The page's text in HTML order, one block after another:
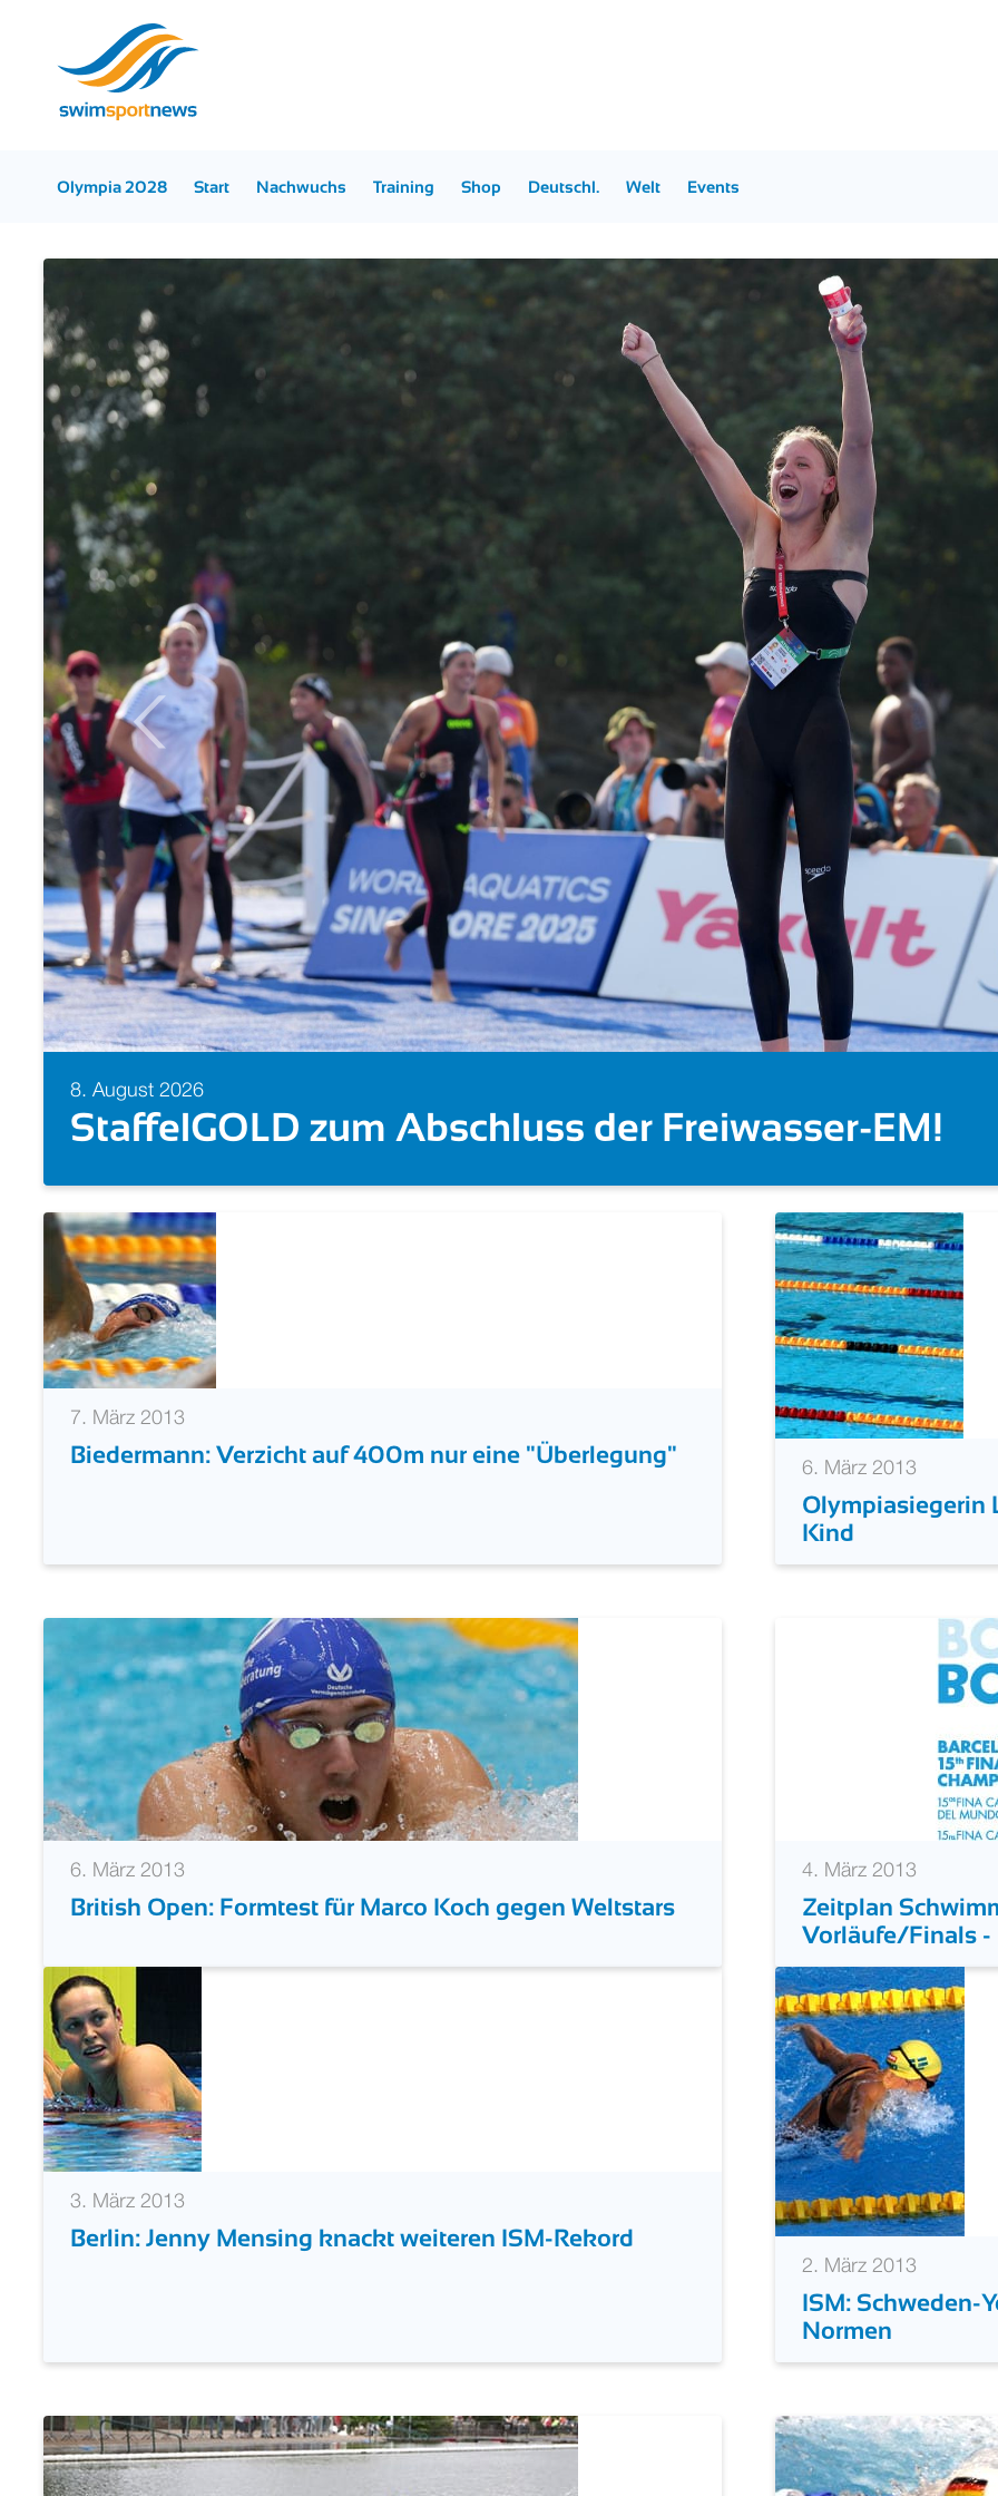
Olympia 2028 Start Nachwuchs Training Shop Deutschl. Welt Events
8. August 2026
Schwimm-EM 2026: Alle deutschen Starts
Previous
7. März 2013
Biedermann: Verzicht auf 400m nur eine "Überlegung" 6. März 2013
Olympiasiegerin
Kind
6. März 2013
British Open: Formtest für Marco Koch gegen Weltstars
4. März 2013
Zeitplan
Vorläufe/Finals -
3. März 2013
Berlin: Jenny Mensing knackt weiteren ISM-Rekord
2. März 2013
ISM: Schweden-
Normen